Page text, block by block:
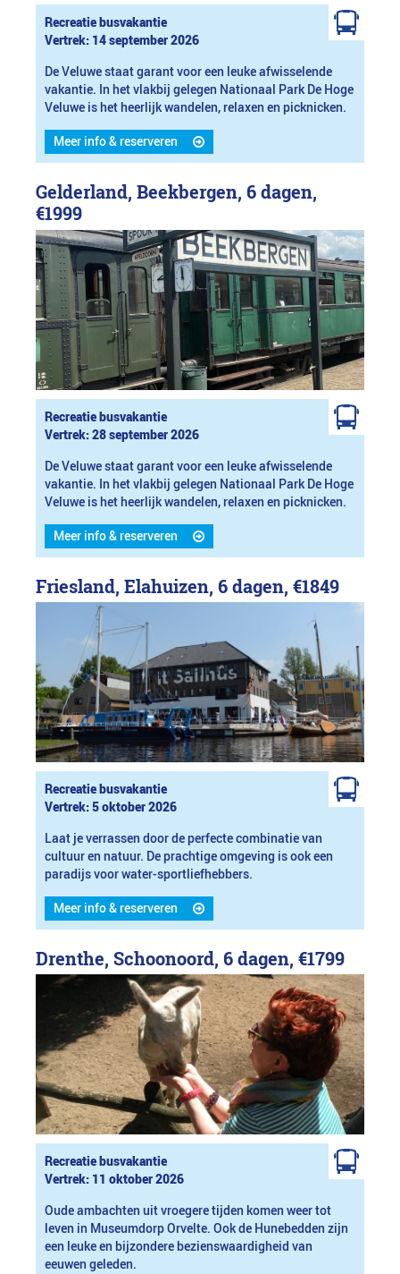
Recreatie busvakantie
Vertrek: 14 september 2026
De Veluwe staat garant voor een leuke afwisselende
vakantie. In het vlakbij gelegen Nationaal Park De Hoge
Veluwe is het heerlijk wandelen, relaxen en picknicken.
Meer info & reserveren
Gelderland, Beekbergen, 6 dagen,
€1999
Recreatie busvakantie
Vertrek: 28 september 2026
De Veluwe staat garant voor een leuke afwisselende
vakantie. In het vlakbij gelegen Nationaal Park De Hoge
Veluwe is het heerlijk wandelen, relaxen en picknicken.
Meer info & reserveren
Friesland, Elahuizen, 6 dagen, €1849
Recreatie busvakantie
Vertrek: 5 oktober 2026
Laat je verrassen door de perfecte combinatie van
cultuur en natuur. De prachtige omgeving is ook een
paradijs voor water-sportliefhebbers.
Meer info & reserveren
Drenthe, Schoonoord, 6 dagen, €1799
Recreatie busvakantie
Vertrek: 11 oktober 2026
Oude ambachten uit vroegere tijden komen weer tot
leven in Museumdorp Orvelte. Ook de Hunebedden zijn
een leuke en bijzondere bezienswaardigheid van
eeuwen geleden.